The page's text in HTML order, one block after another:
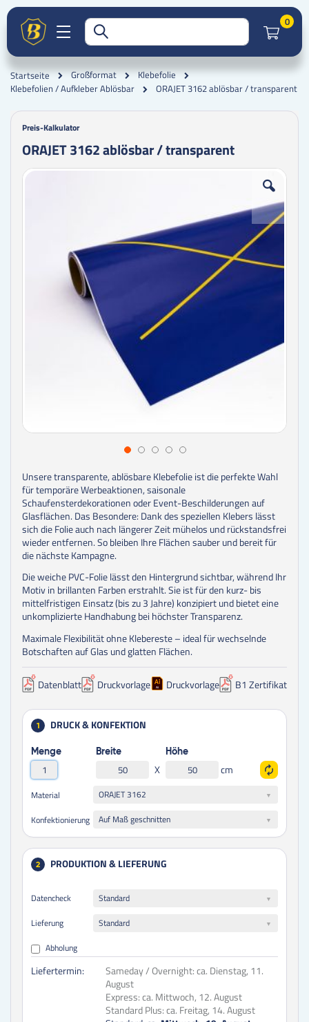
0
Startseite Großformat
Klebefolie
Klebefolien / Aufkleber Ablösbar
ORAJET 3162 ablösbar / transparent
Preis-Kalkulator
ORAJET 3162 ablösbar / transparent
Zum
Zum
Unsere transparente, ablösbare Klebefolie ist die perfekte Wahl
für temporäre Werbeaktionen, saisonale
Schaufensterdekorationen oder Event-Beschilderungen auf
Glasflächen. Das Besondere: Dank des speziellen Klebers lässt
sich die Folie auch nach längerer Zeit mühelos und rückstandsfrei
wieder entfernen. So bleiben Ihre Flächen sauber und bereit für
die nächste Kampagne.
Die weiche PVC-Folie lässt den Hintergrund sichtbar, während Ihr
Motiv in brillanten Farben erstrahlt. Sie ist für den kurz- bis
mittelfristigen Einsatz (bis zu 3 Jahre) konzipiert und bietet eine
unkomplizierte Handhabung bei höchster Transparenz.
Maximale Flexibilität ohne Klebereste – ideal für wechselnde
Botschaften auf Glas und glatten Flächen.
Datenblatt Druckvorlage Druckvorlage B1 Zertifikat
1 DRUCK & KONFEKTION
Menge Breite
X
Höhe
cm
Material
ORAJET 3162
Konfektionierung
Auf Maß geschnitten
2 PRODUKTION & LIEFERUNG
Datencheck
Standard
Lieferung
Standard
Abholung
Liefertermin: Sameday / Overnight:ca. Dienstag, 11.
August
Express:ca. Mittwoch, 12. August
Standard Plus:ca. Freitag, 14. August